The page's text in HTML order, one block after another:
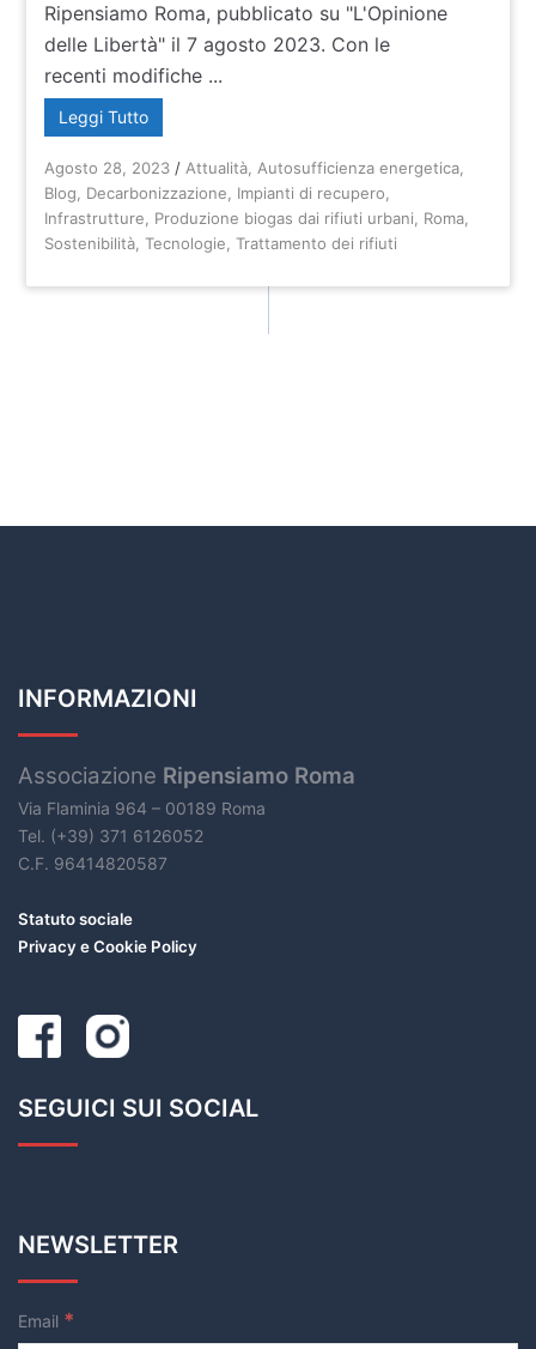
Ripensiamo Roma, pubblicato su "L'Opinione
delle Libertà" il 7 agosto 2023. Con le
recenti modifiche ...
Leggi Tutto
Agosto 28, 2023 / Attualità Autosufficienza energetica
Blog
Decarbonizzazione Impianti di recupero
Infrastrutture
Produzione biogas dai rifiuti urbani Roma
Sostenibilità ,Tecnologie ,Trattamento dei rifiuti
INFORMAZIONI
Associazione Ripensiamo Roma
Via Flaminia 964 – 00189 Roma
Tel. (+39) 371 6126052
C.F. 96414820587
Statuto sociale
Privacy e Cookie Policy
SEGUICI SUI SOCIAL
NEWSLETTER
Email *